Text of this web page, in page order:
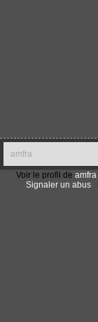
amfra
Voir le profil de amfra
Signaler un abus